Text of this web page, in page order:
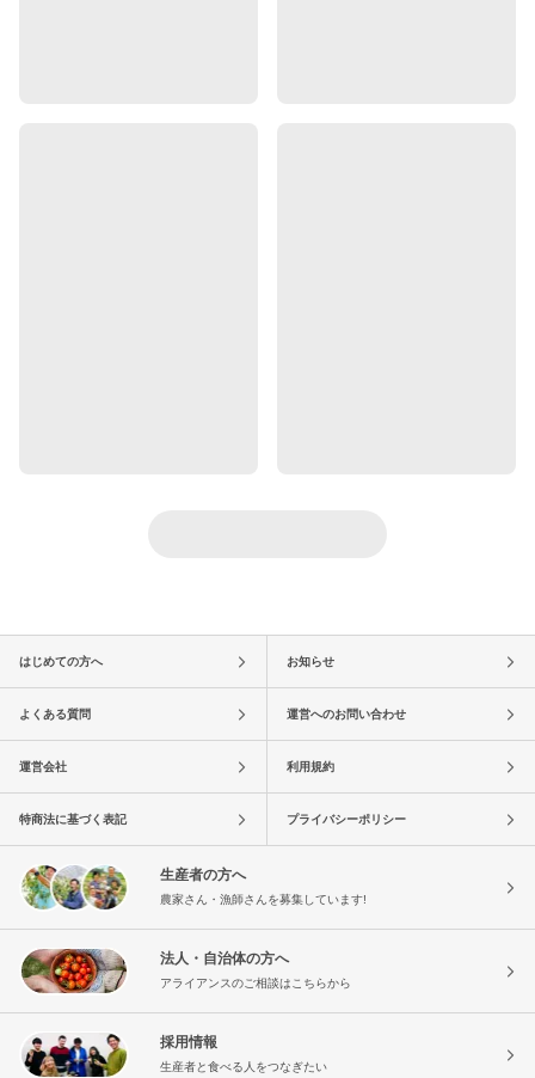
はじめての方へ お知らせ
よくある質問 運営へのお問い合わせ
運営会社 利用規約
特商法に基づく表記 プライバシーポリシー
生産者の方へ
農家さん・漁師さんを募集しています!
法人・自治体の方へ
アライアンスのご相談はこちらから
採用情報
生産者と食べる人をつなぎたい